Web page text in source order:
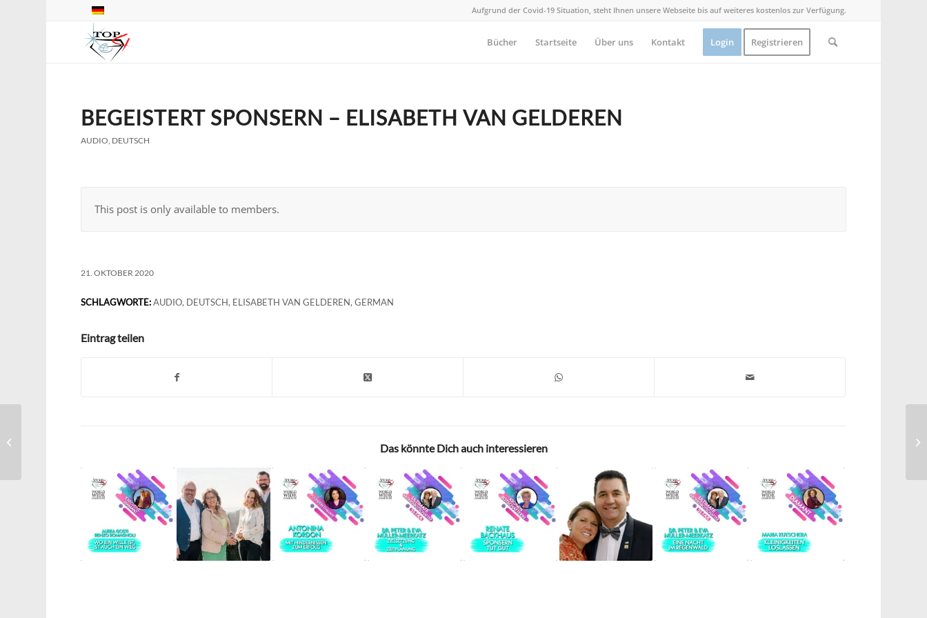
Aufgrund der Covid-19 Situation, steht Ihnen unsere Webseite bis auf weiteres kostenlos zur Verfügung.
Bücher Startseite Über uns Kontakt Login Registrieren
BEGEISTERT SPONSERN – ELISABETH VAN GELDEREN
AUDIO, DEUTSCH
This post is only available to members.
21. OKTOBER 2020
SCHLAGWORTE: AUDIO, DEUTSCH, ELISABETH VAN GELDEREN,GERMAN
Eintrag teilen
Das könnte Dich auch interessieren